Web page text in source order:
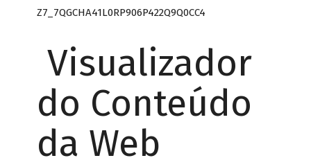
Z7_7QGCHA41L0RP906P422Q9Q0CC4
Visualizador
do Conteúdo
da Web